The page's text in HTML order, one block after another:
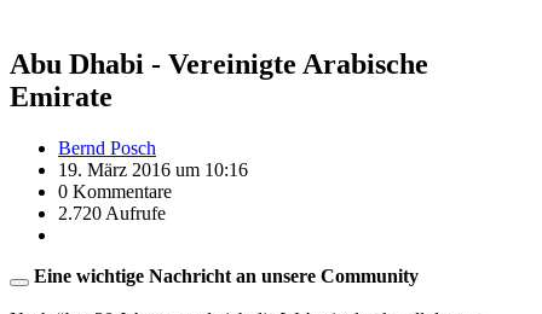
Abu Dhabi - Vereinigte Arabische
Emirate
Bernd Posch
19. März 2016 um 10:16
0 Kommentare
2.720 Aufrufe
Eine wichtige Nachricht an unsere Community